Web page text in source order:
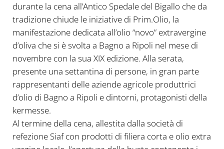
durante la cena all’Antico Spedale del Bigallo che da
tradizione chiude le iniziative di Prim.Olio, la
manifestazione dedicata all’olio “novo” extravergine
d’oliva che si è svolta a Bagno a Ripoli nel mese di
novembre con la sua XIX edizione. Alla serata,
presente una settantina di persone, in gran parte
rappresentanti delle aziende agricole produttrici
d’olio di Bagno a Ripoli e dintorni, protagonisti della
kermesse.
Al termine della cena, allestita dalla società di
refezione Siaf con prodotti di filiera corta e olio extra